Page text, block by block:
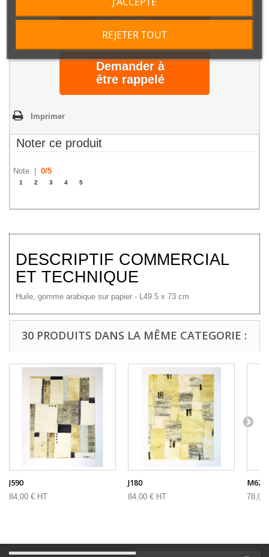
Poser une
question
Demander à
être rappelé
Imprimer
Noter ce produit
Note | 0/5
1 2 3 4 5
DESCRIPTIF COMMERCIAL
ET TECHNIQUE
Huile, gomme arabique sur papier - L49.5 x 73 cm
30 PRODUITS DANS LA MÊME CATEGORIE :
J590
84,00 € HT
J180
84,00 € HT
M62
78,00
REJETER TOUT